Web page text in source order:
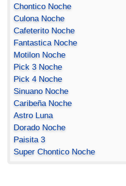
Chontico Noche
Culona Noche
Cafeterito Noche
Fantastica Noche
Motilon Noche
Pick 3 Noche
Pick 4 Noche
Sinuano Noche
Caribeña Noche
Astro Luna
Dorado Noche
Paisita 3
Super Chontico Noche